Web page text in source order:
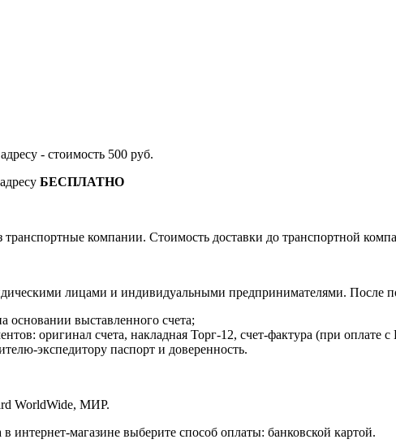
- стоимость 500 руб.
БЕСПЛАТНО
компании. Стоимость доставки до транспортной
лицами и индивидуальными предпринимателями. После
основании выставленного счета;
оригинал счета, накладная Торг-12, счет-фактура (при оплате
экспедитору паспорт и доверенность.
WorldWide, МИР.
интернет-магазине выберите способ оплаты: банковской картой.